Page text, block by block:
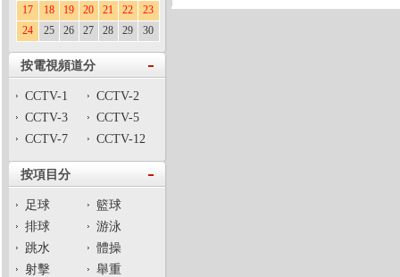
17
18 19 20 21 22
23
24
25 26 27 28 29 30
按電視頻道分
CCTV-1
CCTV-2
CCTV-3
CCTV-5
CCTV-7
CCTV-12
按項目分
足球
籃球
排球
游泳
跳水
體操
射擊
舉重